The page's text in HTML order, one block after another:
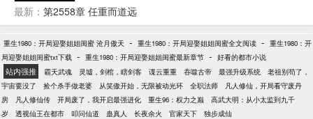
车轮下救了一个孕妇。 也许是老天爷感动他的回头是
岸，把他送回了1992年，这个传统思维还占据着主导
对这个时代的冲击是巨大的，对御姐的诱惑也是巨大
的。
最新： 第2558章 任重而道远
重生1980：开局迎娶姐姐闺蜜 沧月傲天 - 重生1980：开局迎娶姐姐闺蜜全文阅读 - 重生1980：开
局迎娶姐姐闺蜜txt下载 - 重生1980：开局迎娶姐姐闺蜜最新章节 - 好看的都市小说
站内强推 霸天武魂 灵墟，剑棺，瞎剑客 谍云重重 吞噬古帝 最强升级系统
老祖别苟了，
宇宙要没了
捡个杀手做老婆 从笑傲开始，无限被动光环 全职法师
凡人修仙，开局看守废丹
房
凡人修仙传 开局废了，我开启最强进化 重生96：权力之巅
高武大明：从小太监到九千
岁
透视仙王在都市 叩问仙道 蛊真人 长夜余火 官家天下 独步成仙